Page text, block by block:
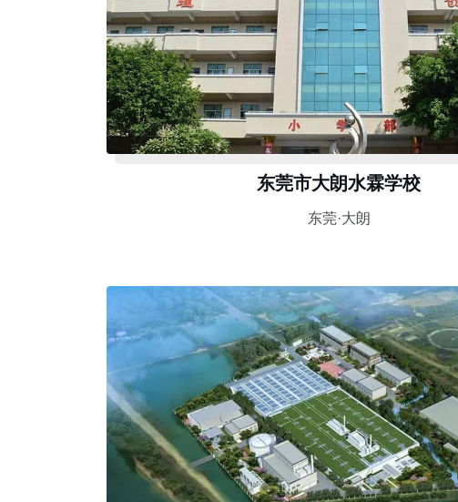
东莞市大朗水霖学校
东莞·大朗